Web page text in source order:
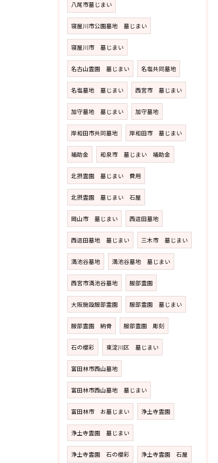
八尾市墓じまい
寝屋川市公園墓地 墓じまい
寝屋川市 墓じまい
名古山霊園 墓じまい 名塩共同墓地
名塩墓地 墓じまい 西宮市 墓じまい
加守墓地 墓じまい 加守墓地
岸和田市共同墓地 岸和田市 墓じまい
補助金 和泉市 墓じまい 補助金
北摂霊園 墓じまい 費用
北摂霊園 墓じまい 石屋
岡山市 墓じまい 西這田墓地
西這田墓地 墓じまい 三木市 墓じまい
満池谷墓地 満池谷墓地 墓じまい
西宮市満池谷墓地 服部霊園
大阪施設服部霊園 服部霊園 墓じまい
服部霊園 納骨 服部霊園 彫刻
石の櫻彩 東淀川区 墓じまい
富田林市西山墓地
富田林市西山墓地 墓じまい
富田林市 お墓じまい 浄土寺霊園
浄土寺霊園 墓じまい
浄土寺霊園 石の櫻彩 浄土寺霊園 石屋